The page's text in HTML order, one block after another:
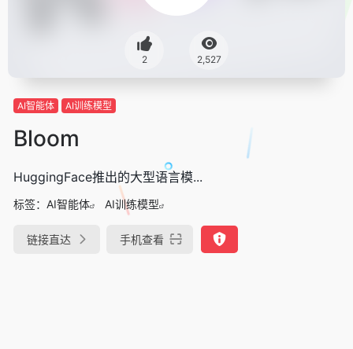
2 2,527
AI智能体 AI训练模型
Bloom
HuggingFace推出的大型语言模...
标签： AI智能体 AI训练模型
链接直达 手机查看